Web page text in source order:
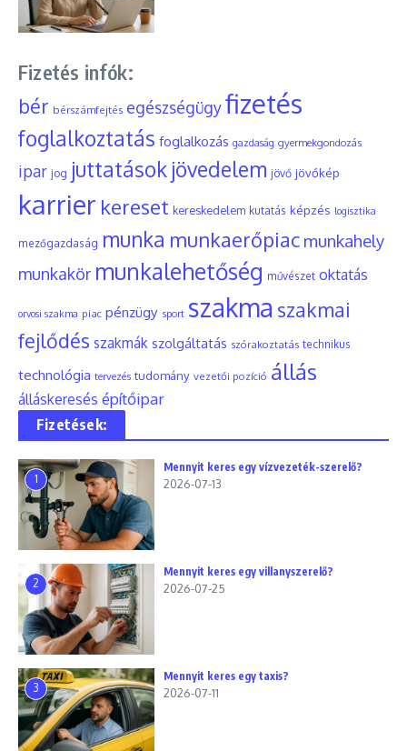
Fizetés infók:
bér bérszámfejtés egészségügyfizetés
foglalkoztatás foglalkozás gazdaság gyermekgondozás
ipar jog juttatások jövedelem jövő jövőkép
karrier kereset kereskedelem kutatás képzés logisztika
mezőgazdaság munka munkaerőpiac munkahely
munkakör munkalehetőség művészet oktatás
orvosi szakma piac pénzügy sport szakma szakmai
fejlődés szakmák szolgáltatás szórakoztatás technikus
technológia tervezés tudomány vezetői pozíció állás
álláskeresés építőipar
Fizetések:
1
Mennyit keres egy vízvezeték-szerelő?
2026-07-13
2
Mennyit keres egy villanyszerelő?
2026-07-25
3
Mennyit keres egy taxis?
2026-07-11